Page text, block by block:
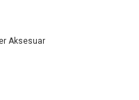
Aksesuar